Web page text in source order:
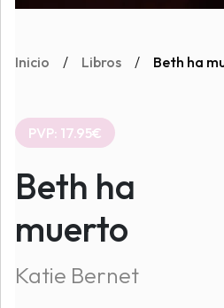
Inicio / Libros / Beth ha
PVP: 17.95€
Beth ha
muerto
Katie Bernet